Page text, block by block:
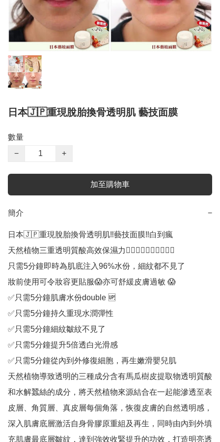
日本🇯🇵重現脫胎換骨透明肌 藝技面膜
數量
−
+
加至購物車
簡介 −
日本🇯🇵重現脫胎換骨透明肌‼️藝技面膜‼️白到瘋
天然植物三重透明質酸高效保濕力👍🏻👍🏻👍🏻👍🏻👍🏻
只需5分鐘即時為肌底注入96%水份，細紋都不見了
妝前使用可令妝容更貼服😱亦可舒緩皮膚過敏 😱
✅只需5分鐘肌膚水份double 🆙
✅只需5分鐘持久重現水潤彈性
✅只需5分鐘細紋皺紋不見了
✅只需5分鐘提升5倍透白光滑感
✅只需5分鐘從內到外修復細胞，再生嫩滑嬰兒肌
天然植物導致透明的三種成分含有馬瓜樹皮提取物透明質酸
和水解蠶絲的成分，將天然植物來源結合在一起能滲透至表
皮層、角質層、真皮層每個角落，恢復皮膚的自然透明感，
深入肌膚底層激活自身骨膠原重組及再生，同時由內到外填
充肌膚最底層皺紋，達到強效收緊提升的功效，打造明亮透